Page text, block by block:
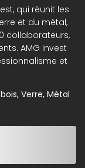
qui réunit les
et du métal,
collaborateurs,
AMG Invest
et
Verre, Métal